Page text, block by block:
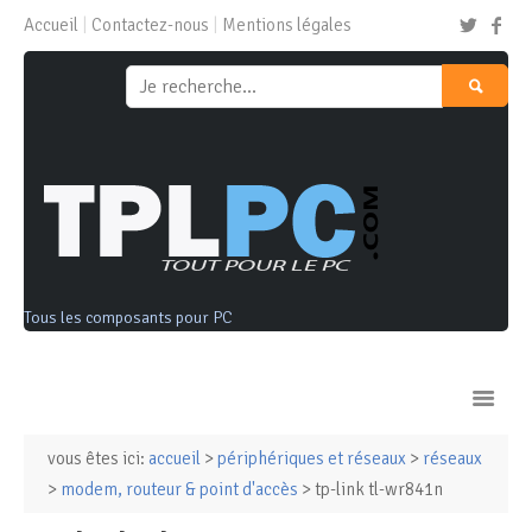
Accueil Contactez-nous Mentions légales
Tous les composants pour PC
Ordinateurs & Tablettes
vous êtes ici: accueil > périphériques et réseaux > réseaux
> modem, routeur & point d'accès > tp-link tl-wr841n